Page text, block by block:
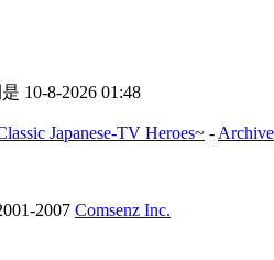
10-8-2026 01:48
Japanese-TV Heroes~ -
2007 Comsenz Inc.